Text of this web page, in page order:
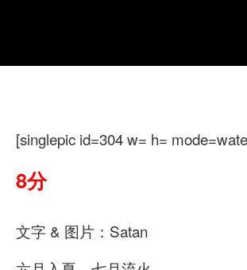
[singlepic id=304 w= h=
8分
文字 & 图片：Satan